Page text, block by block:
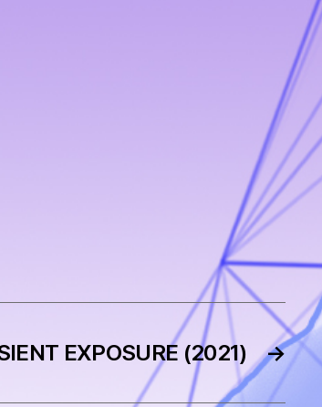
→
EXPOSURE (2021)